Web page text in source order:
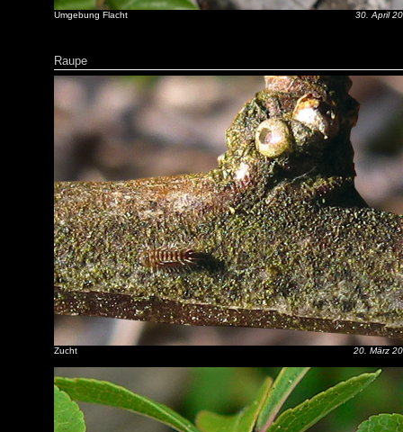
Umgebung Flacht 30. April
Raupe
Zucht 20. März